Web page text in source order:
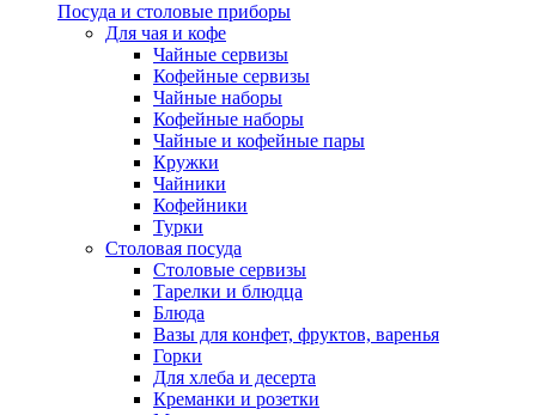
Посуда и столовые приборы
Для чая и кофе
Чайные сервизы
Кофейные сервизы
Чайные наборы
Кофейные наборы
Чайные и кофейные пары
Кружки
Чайники
Кофейники
Турки
Столовая посуда
Столовые сервизы
Тарелки и блюдца
Блюда
Вазы для конфет, фруктов, варенья
Горки
Для хлеба и десерта
Креманки и розетки